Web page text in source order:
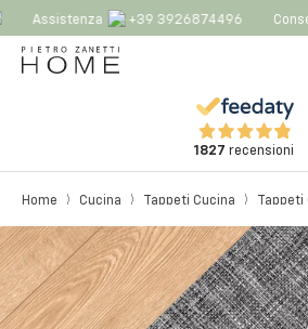
Assistenza +39 3926874496
1827 recensioni
Home Cucina Tappeti Cucina Tappeti